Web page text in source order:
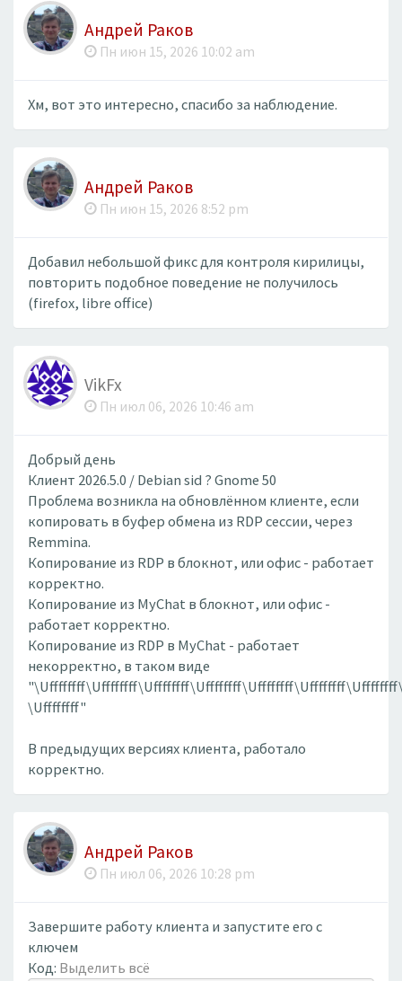
Андрей Раков
Пн июн 15, 2026 10:02 am
Хм, вот это интересно, спасибо за наблюдение.
Андрей Раков
Пн июн 15, 2026 8:52 pm
Добавил небольшой фикс для контроля кирилицы,
повторить подобное поведение не получилось
(firefox, libre office)
VikFx
Пн июл 06, 2026 10:46 am
Добрый день
Клиент 2026.5.0 / Debian sid ? Gnome 50
Проблема возникла на обновлённом клиенте, если
копировать в буфер обмена из RDP сессии, через
Remmina.
Копирование из RDP в блокнот, или офис - работает
корректно.
Копирование из MyChat в блокнот, или офис -
работает корректно.
Копирование из RDP в MyChat - работает
некорректно, в таком виде
\Uffffffff"
В предыдущих версиях клиента, работало
корректно.
Андрей Раков
Пн июл 06, 2026 10:28 pm
Завершите работу клиента и запустите его с
ключем
Код: Выделить всё